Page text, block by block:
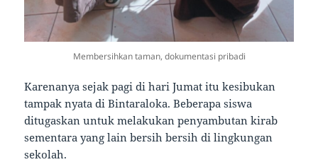
Membersihkan taman, dokumentasi pribadi
Karenanya sejak pagi di hari Jumat itu kesibukan
tampak nyata di Bintaraloka. Beberapa siswa
ditugaskan untuk melakukan penyambutan kirab
sementara yang lain bersih bersih di lingkungan
sekolah.